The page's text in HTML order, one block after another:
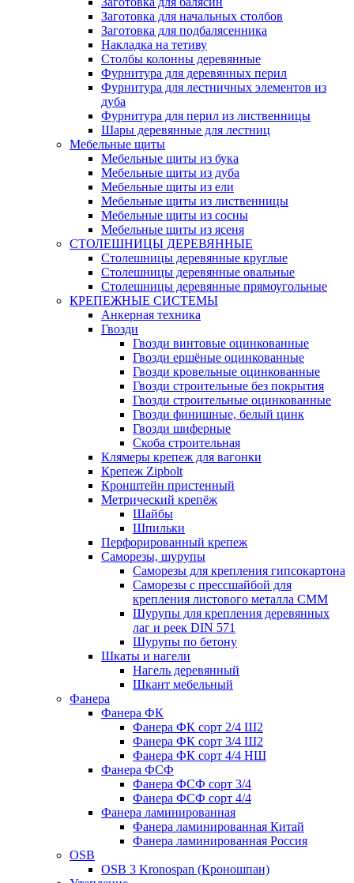
Заготовка для начальных столбов
Заготовка для подбалясенника
Накладка на тетиву
Столбы колонны деревянные
Фурнитура для деревянных перил
Фурнитура для лестничных элементов из
дуба
Фурнитура для перил из лиственницы
Шары деревянные для лестниц
Мебельные щиты
Мебельные щиты из бука
Мебельные щиты из дуба
Мебельные щиты из ели
Мебельные щиты из лиственницы
Мебельные щиты из сосны
Мебельные щиты из ясеня
СТОЛЕШНИЦЫ ДЕРЕВЯННЫЕ
Столешницы деревянные круглые
Столешницы деревянные овальные
Столешницы деревянные прямоугольные
КРЕПЕЖНЫЕ СИСТЕМЫ
Анкерная техника
Гвозди
Гвозди винтовые оцинкованные
Гвозди ершёные оцинкованные
Гвозди кровельные оцинкованные
Гвозди строительные без покрытия
Гвозди строительные оцинкованные
Гвозди финишные, белый цинк
Гвозди шиферные
Скоба строительная
Клямеры крепеж для вагонки
Крепеж Zipbolt
Кронштейн пристенный
Метрический крепёж
Шайбы
Шпильки
Перфорированный крепеж
Саморезы, шурупы
Саморезы для крепления гипсокартона
Саморезы с прессшайбой для
крепления листового металла СММ
Шурупы для крепления деревянных
лаг и реек DIN 571
Шурупы по бетону
Шкаты и нагели
Нагель деревянный
Шкант мебельный
Фанера
Фанера ФК
Фанера ФК сорт 2/4 Ш2
Фанера ФК сорт 3/4 Ш2
Фанера ФК сорт 4/4 НШ
Фанера ФСФ
Фанера ФСФ сорт 3/4
Фанера ФСФ сорт 4/4
Фанера ламинированная
Фанера ламинированная Китай
Фанера ламинированная Россия
OSB
OSB 3 Kronospan (Кроношпан)